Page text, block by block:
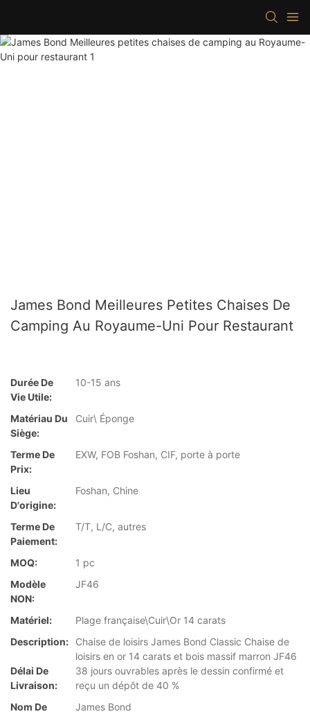
James Bond Meilleures Petites Chaises De
Camping Au Royaume-Uni Pour Restaurant
Durée De
Vie Utile:
10-15 ans
Matériau Du
Siège:
Cuir\ Éponge
Terme De
Prix:
EXW, FOB Foshan, CIF, porte à porte
Lieu
D'origine:
Foshan, Chine
Terme De
Paiement:
T/T, L/C, autres
MOQ:
1 pc
Modèle
NON:
JF46
Matériel:
Plage française\Cuir\Or 14 carats
Description:
Chaise de loisirs James Bond Classic Chaise de
loisirs en or 14 carats et bois massif marron JF46
Délai De
Livraison:
38 jours ouvrables après le dessin confirmé et
reçu un dépôt de 40 %
Nom De
James Bond